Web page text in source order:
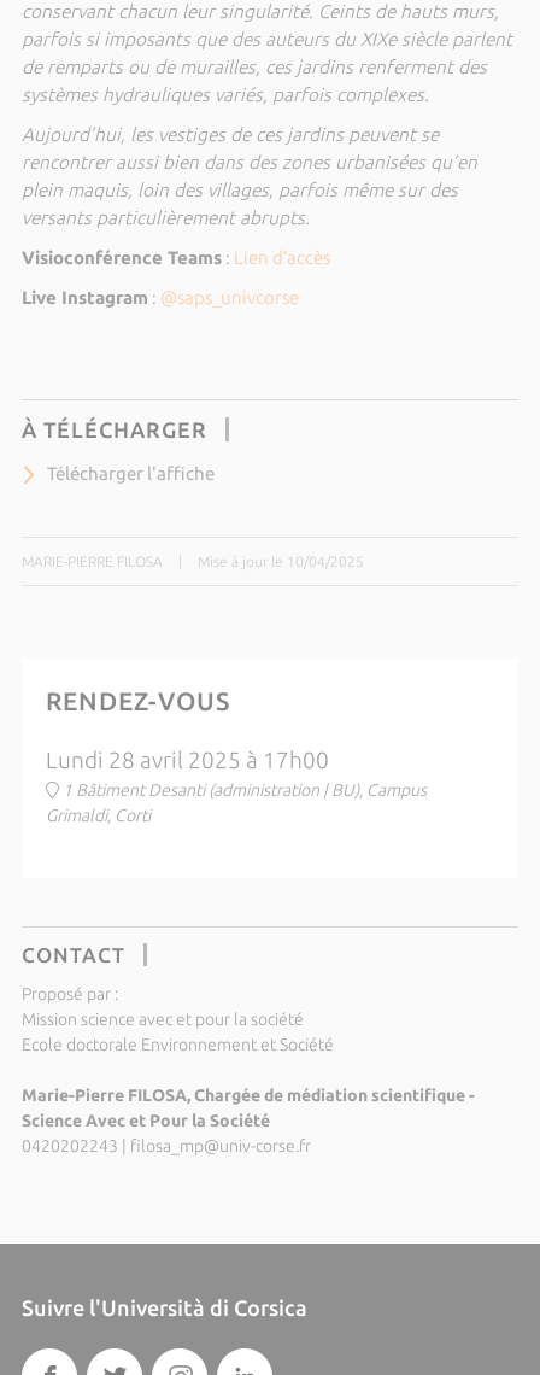
conservant chacun leur singularité. Ceints de hauts murs,
parfois si imposants que des auteurs du XIXe siècle parlent
de remparts ou de murailles, ces jardins renferment des
systèmes hydrauliques variés, parfois complexes.
Aujourd’hui, les vestiges de ces jardins peuvent se
rencontrer aussi bien dans des zones urbanisées qu’en
plein maquis, loin des villages, parfois même sur des
versants particulièrement abrupts.
Visioconférence Teams: Lien d’accès
Live Instagram : @saps_univcorse
À TÉLÉCHARGER
Télécharger l'affiche
MARIE-PIERRE FILOSA Mise à jour le 10/04/2025
RENDEZ-VOUS
Lundi 28 avril 2025 à 17h00
1 Bâtiment Desanti (administration | BU), Campus
Grimaldi, Corti
CONTACT
Proposé par :
Mission science avec et pour la société
Ecole doctorale Environnement et Société
Marie-Pierre FILOSA, Chargée de médiation scientifique -
Science Avec et Pour la Société
0420202243 | filosa_mp@univ-corse.fr
Suivre l'Università di Corsica